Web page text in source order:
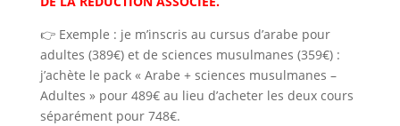
👉 Exemple : je m’inscris au cursus d’arabe pour
adultes (389€) et de sciences musulmanes (359€) :
j’achète le pack « Arabe + sciences musulmanes –
Adultes » pour 489€ au lieu d’acheter les deux cours
séparément pour 748€.